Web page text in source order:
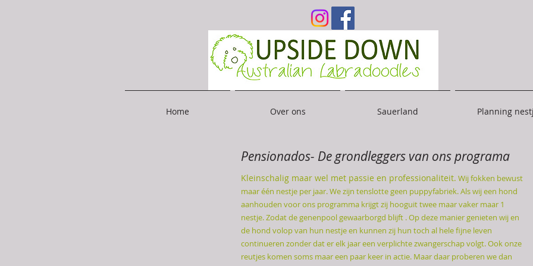
Home Over ons Sauerland Planning
Pensionados- De grondleggers van ons programa
Kleinschalig maar wel met passie en professionaliteit. Wij fokken bewust
maar één nestje per jaar. We zijn tenslotte geen puppyfabriek. Als wij een hond
aanhouden voor ons programma krijgt zij hooguit twee maar vaker maar 1
nestje. Zodat de genenpool gewaarborgd blijft . Opdeze manier genieten wij en
de hond volop van hun nestje en kunnen zij hun toch al hele fijne leven
continueren zonder dat er elk jaar een verplichte zwangerschap volgt. Ook onze
reutjes komen soms maar een paar keer in actie. Maar daar proberen we dan